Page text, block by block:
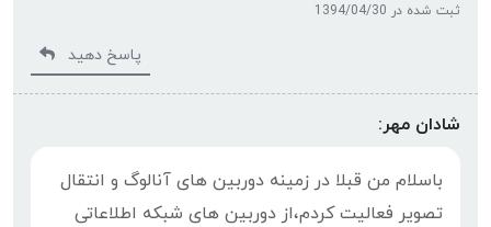
ثبت شده در 1394/04/30
پاسخ دهید
شادان مهر:
باسلام من قبلا در زمینه دوربین های آنالوگ و انتقال
تصویر فعالیت کردم،از دوربین های شبکه اطلاعاتی